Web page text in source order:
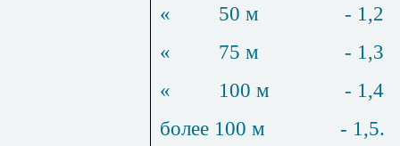
«
50 м
- 1,2
«
75 м
- 1,3
«
100 м
- 1,4
более 100 м
- 1,5.